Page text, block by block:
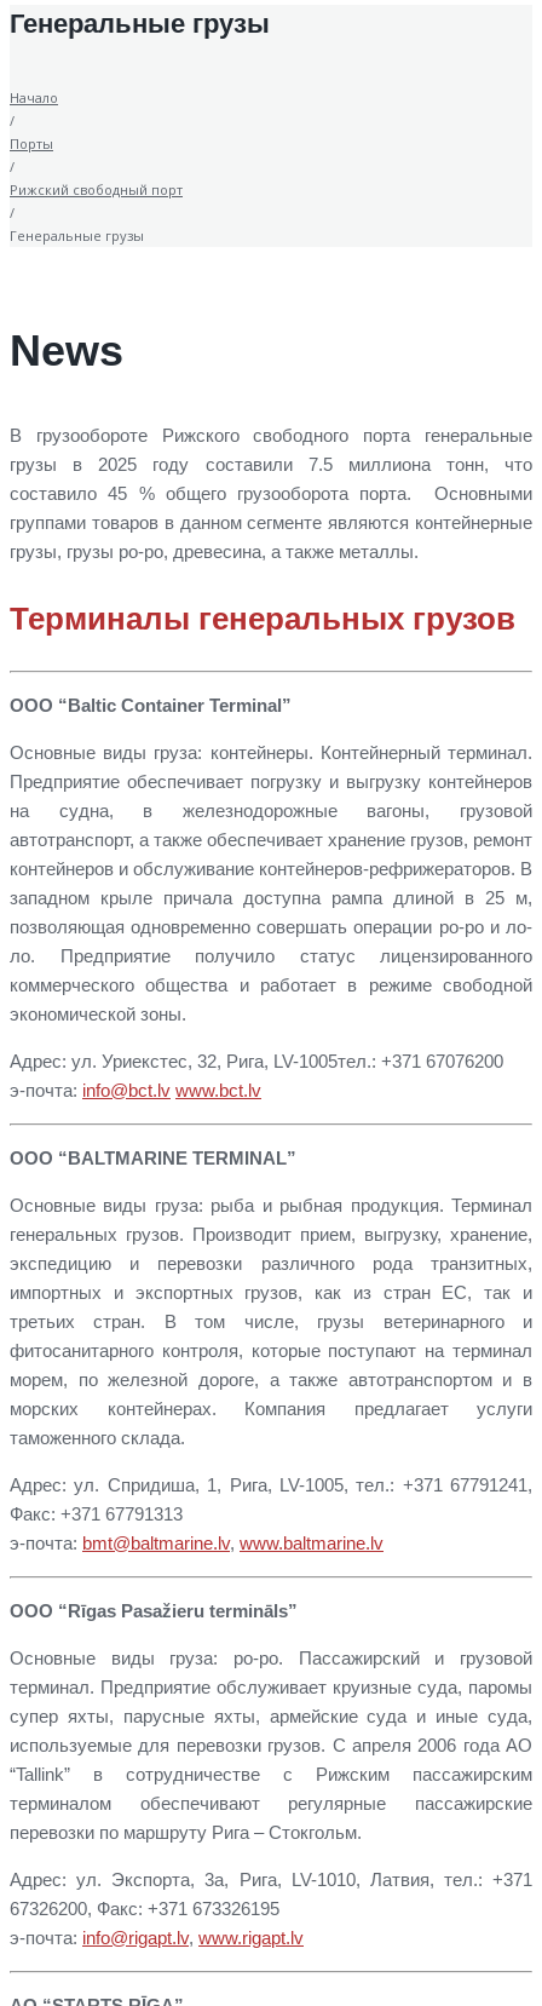
Генеральные грузы
Начало
/
Порты
/
Рижский свободный порт
/
Генеральные грузы
News
В грузообороте Рижского свободного порта генеральные
грузы в 2025 году составили 7.5 миллиона тонн, что
составило 45 % общего грузооборота порта. Основными
группами товаров в данном сегменте являются контейнерные
грузы, грузы ро-ро, древесина, а также металлы.
Терминалы генеральных грузов
ООО “Baltic Container Terminal”
Основные виды груза: контейнеры. Контейнерный терминал.
Предприятие обеспечивает погрузку и выгрузку контейнеров
на судна, в железнодорожные вагоны, грузовой
автотранспорт, а также обеспечивает хранение грузов, ремонт
контейнеров и обслуживание контейнеров-рефрижераторов. В
западном крыле причала доступна рампа длиной в 25 м,
позволяющая одновременно совершать операции ро-ро и ло-
ло. Предприятие получило статус лицензированного
коммерческого общества и работает в режиме свободной
экономической зоны.
Адрес: ул. Уриекстес, 32, Рига, LV-1005тел.: +371 67076200
э-почта: info@bct.lv www.bct.lv
ООО “BALTMARINE TERMINAL”
Основные виды груза: рыба и рыбная продукция. Терминал
генеральных грузов. Производит прием, выгрузку, хранение,
экспедицию и перевозки различного рода транзитных,
импортных и экспортных грузов, как из стран ЕС, так и
третьих стран. В том числе, грузы ветеринарного и
фитосанитарного контроля, которые поступают на терминал
морем, по железной дороге, а также автотранспортом и в
морских контейнерах. Компания предлагает услуги
таможенного склада.
Адрес: ул. Спридиша, 1, Рига, LV-1005, тел.: +371 67791241,
Факс: +371 67791313
э-почта: bmt@baltmarine.lv, www.baltmarine.lv
ООО “Rīgas Pasažieru termināls”
Основные виды груза: ро-ро. Пассажирский и грузовой
терминал. Предприятие обслуживает круизные суда, паромы
супер яхты, парусные яхты, армейские суда и иные суда,
используемые для перевозки грузов. С апреля 2006 года АО
“Tallink” в сотрудничестве с Рижским пассажирским
терминалом обеспечивают регулярные пассажирские
перевозки по маршруту Рига – Стокгольм.
Адрес: ул. Экспорта, 3a, Рига, LV-1010, Латвия, тел.: +371
67326200, Факс: +371 673326195
э-почта: info@rigapt.lv, www.rigapt.lv